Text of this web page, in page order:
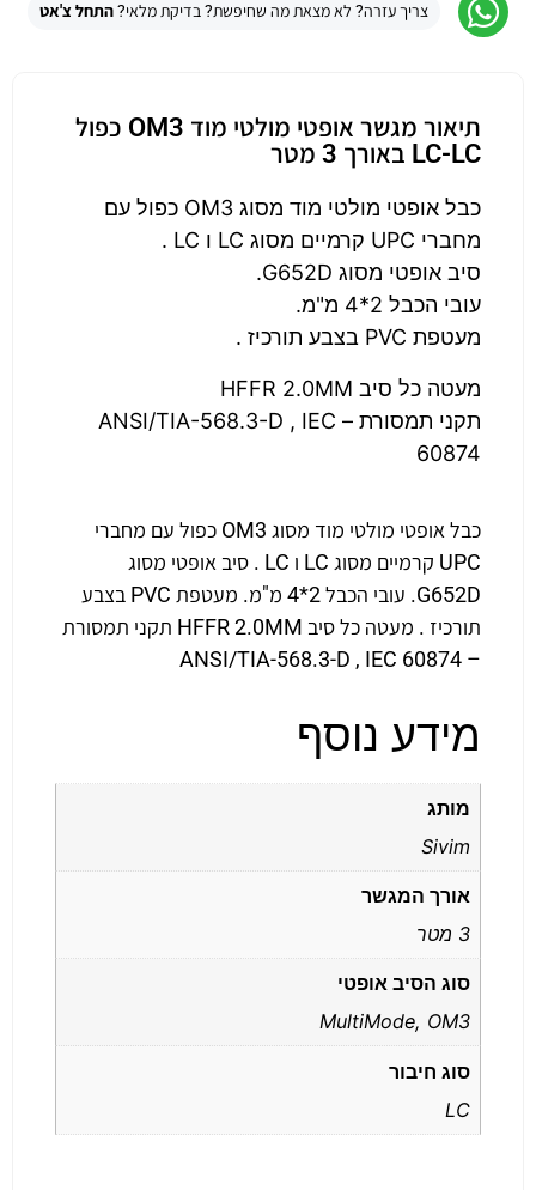
צריך עזרה? לא מצאת מה שחיפשת? בדיקת מלאי?התחל צ'אט
תיאור מגשר אופטי מולטי מוד OM3 כפול
LC-LC באורך 3 מטר
כבל אופטי מולטי מוד מסוג OM3 כפול עם
מחברי UPC קרמיים מסוג LC ו LC .
סיב אופטי מסוג G652D.
עובי הכבל 2*4 מ"מ.
מעטפת PVC בצבע תורכיז .
מעטה כל סיב HFFR 2.0MM
תקני תמסורת – ANSI/TIA-568.3-D , IEC
60874
כבל אופטי מולטי מוד מסוג OM3 כפול עם מחברי
UPC קרמיים מסוג LC ו LC . סיב אופטי מסוג
G652D. עובי הכבל 2*4 מ"מ. מעטפת PVC בצבע
תורכיז . מעטה כל סיב HFFR 2.0MM תקני תמסורת
– ANSI/TIA-568.3-D , IEC 60874
מידע נוסף
מותג
Sivim
אורך המגשר
3 מטר
סוג הסיב אופטי
MultiMode, OM3
סוג חיבור
LC